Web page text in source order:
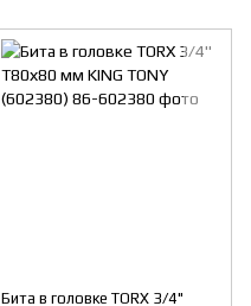
Бита в головке TORX 3/4"